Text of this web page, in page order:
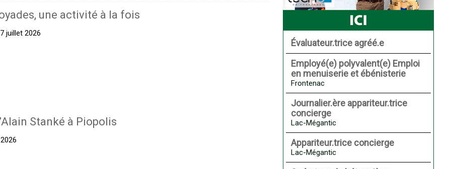
une activité à la fois
juillet 2026
Stanké à Piopolis
Évaluateur.trice agréé.e
Employé(e) polyvalent(e) Emploi
en menuiserie et ébénisterie
Frontenac
Journalier.ère appariteur.trice
concierge
Lac-Mégantic
Appariteur.trice concierge
Lac-Mégantic